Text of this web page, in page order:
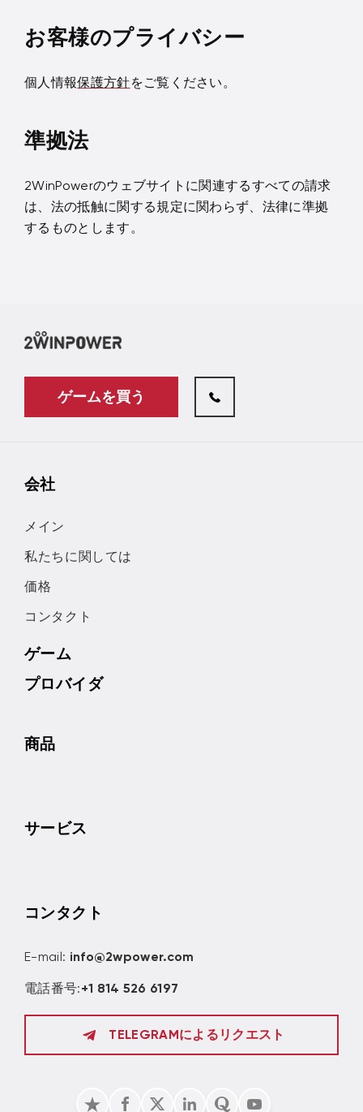
お客様のプライバシー
個人情報保護方針をご覧ください。
準拠法
2WinPowerのウェブサイトに関連するすべての請求
は、法の抵触に関する規定に関わらず、法律に準拠
するものとします。
ゲームを買う
会社
メイン
私たちに関しては
価格
コンタクト
ゲーム
プロバイダ
商品
サービス
コンタクト
E-mail: info@2wpower.com
電話番号:+1 814 526 6197
TELEGRAMによるリクエスト